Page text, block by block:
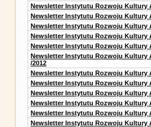
Newsletter Instytutu Rozwoju Kultury
Newsletter Instytutu Rozwoju Kultury
Newsletter Instytutu Rozwoju Kultury
Newsletter Instytutu Rozwoju Kultury
Newsletter Instytutu Rozwoju Kultury
Newsletter Instytutu Rozwoju Kultury
/2012
Newsletter Instytutu Rozwoju Kultury
Newsletter Instytutu Rozwoju Kultury
Newsletter Instytutu Rozwoju Kultury
Newsletter Instytutu Rozwoju Kultury
Newsletter Instytutu Rozwoju Kultury
Newsletter Instytutu Rozwoju Kultury